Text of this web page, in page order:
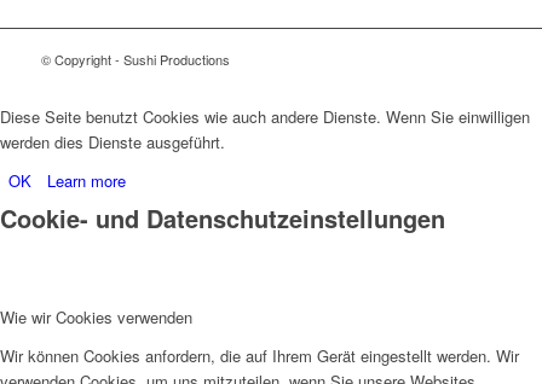
© Copyright - Sushi Productions
Diese Seite benutzt Cookies wie auch andere Dienste. Wenn Sie einwilligen
werden dies Dienste ausgeführt.
OK
Learn more
Cookie- und Datenschutzeinstellungen
Wie wir Cookies verwenden
Wir können Cookies anfordern, die auf Ihrem Gerät eingestellt werden. Wir